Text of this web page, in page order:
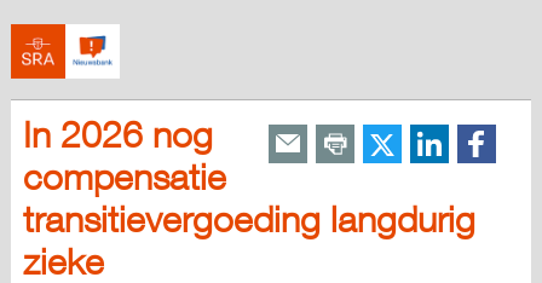
In 2026 nog
compensatie
transitievergoeding langdurig
zieke